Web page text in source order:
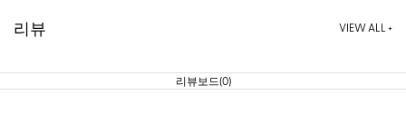
리뷰 VIEW ALL +
리뷰보드(0)